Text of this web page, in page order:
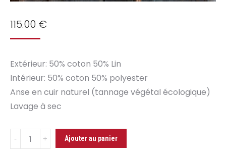
115.00 €
Extérieur: 50% coton 50% Lin
Intérieur: 50% coton 50% polyester
Anse en cuir naturel (tannage végétal écologique)
Lavage à sec
Quantité
Cabas
Ajouter au panier